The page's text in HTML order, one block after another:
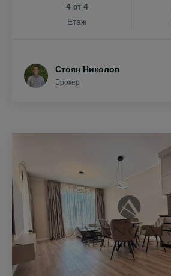
4 от4
Етаж
Стоян Николов
Брокер